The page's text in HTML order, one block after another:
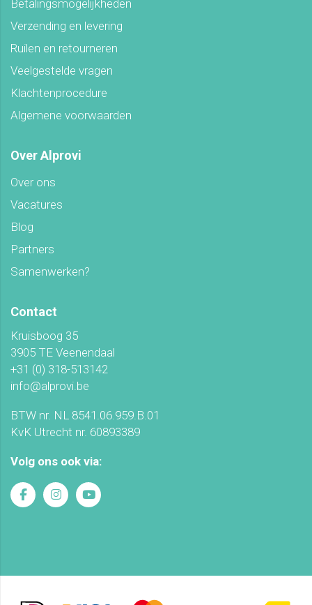
Betalingsmogelijkheden
Verzending en levering
Ruilen en retourneren
Veelgestelde vragen
Klachtenprocedure
Algemene voorwaarden
Over Alprovi
Over ons
Vacatures
Blog
Partners
Samenwerken?
Contact
Kruisboog 35
3905 TE Veenendaal
+31 (0) 318-513142
info@alprovi.be
BTW nr. NL 8541.06.959.B.01
KvK Utrecht nr. 60893389
Volg ons ook via: